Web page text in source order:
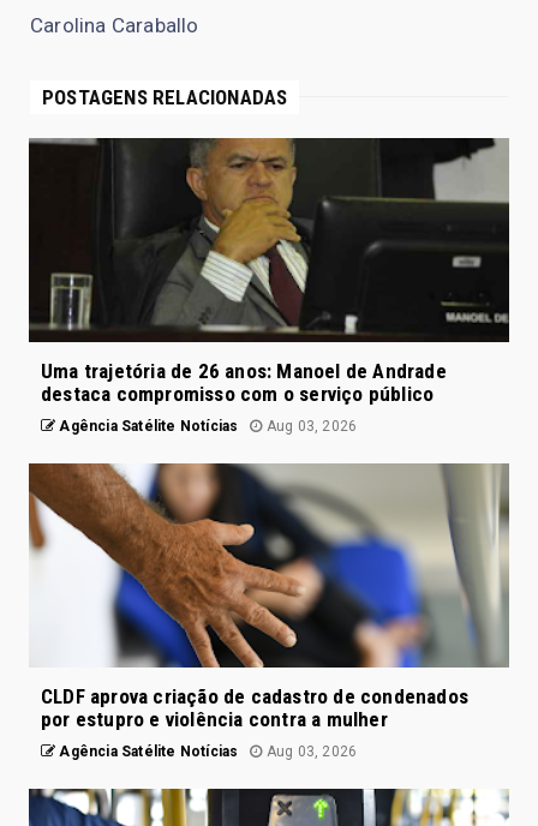
Carolina Caraballo
POSTAGENS RELACIONADAS
Uma trajetória de 26 anos: Manoel de Andrade
destaca compromisso com o serviço público
Agência Satélite Notícias Aug 03, 2026
CLDF aprova criação de cadastro de condenados
por estupro e violência contra a mulher
Agência Satélite Notícias Aug 03, 2026